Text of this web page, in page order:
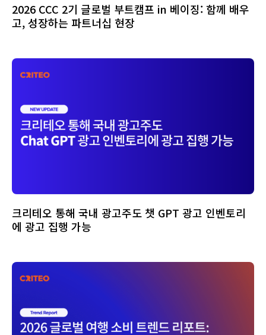
2026 CCC 2기 글로벌 부트캠프 in 베이징: 함께 배우
고, 성장하는 파트너십 현장
크리테오 통해 국내 광고주도 챗 GPT 광고 인벤토리
에 광고 집행 가능